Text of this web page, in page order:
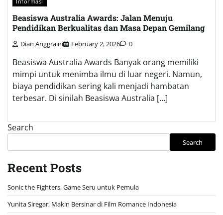
Beasiswa Australia Awards: Jalan Menuju
Pendidikan Berkualitas dan Masa Depan Gemilang
Dian Anggraini February 2, 2026 0
Beasiswa Australia Awards Banyak orang memiliki
mimpi untuk menimba ilmu di luar negeri. Namun,
biaya pendidikan sering kali menjadi hambatan
terbesar. Di sinilah Beasiswa Australia […]
Search
Search
Recent Posts
Sonic the Fighters, Game Seru untuk Pemula
Yunita Siregar, Makin Bersinar di Film Romance Indonesia